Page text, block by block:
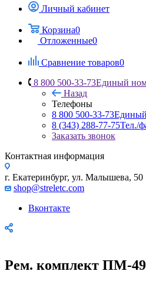
Личный кабинет
Корзина0
Отложенные0
Сравнение товаров0
8 800 500-33-73Единый
Назад
Телефоны
8 800 500-33-73
8 (343) 288-77-75Тел./
Заказать звонок
Контактная информация
г. Екатеринбург, ул. Малышева, 50
shop@streletc.com
Вконтакте
Рем. комплект ПМ-